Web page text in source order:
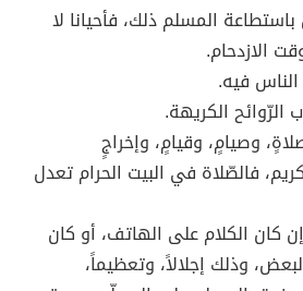
المسلم ذلك، فأحيانا لا
الازدحام.
فيه.
الرّوائح الكريهة.
وصيامٍ، وقيامٍ، وإخراجٍ
فالصّلاة في البيت الحرام تعدل
كان الكلام على الهاتف، أو كان
وذلك إجلالاً، وتعظيماً،